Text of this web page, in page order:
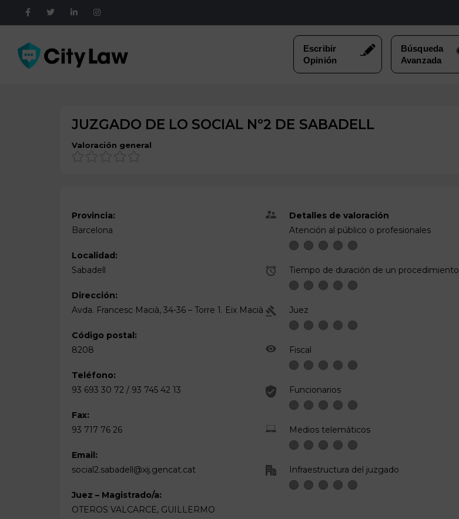
JUZGADO DE LO SOCIAL Nº2 DE SABADELL
Valoración general
Provincia:
Barcelona
Localidad:
Sabadell
Dirección:
Avda. Francesc Macià, 34-36 – Torre 1. Eix Macià
Código postal:
8208
Teléfono:
93 693 30 72 / 93 745 42 13
Fax:
93 717 76 26
Email:
social2.sabadell@xij.gencat.cat
Juez – Magistrado/a:
OTEROS VALCARCE, GUILLERMO
Detalles de valoración
Atención al público o profesionales
Tiempo de duración de un procedimiento
Juez
Fiscal
Funcionarios
Medios telemáticos
Infraestructura del juzgado